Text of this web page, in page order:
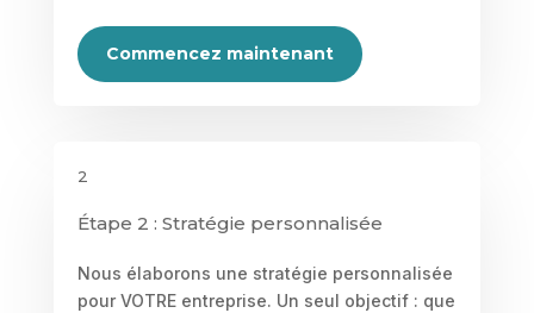
Commencez maintenant
2
Étape 2 : Stratégie personnalisée
Nous élaborons une stratégie personnalisée
pour VOTRE entreprise. Un seul objectif : que